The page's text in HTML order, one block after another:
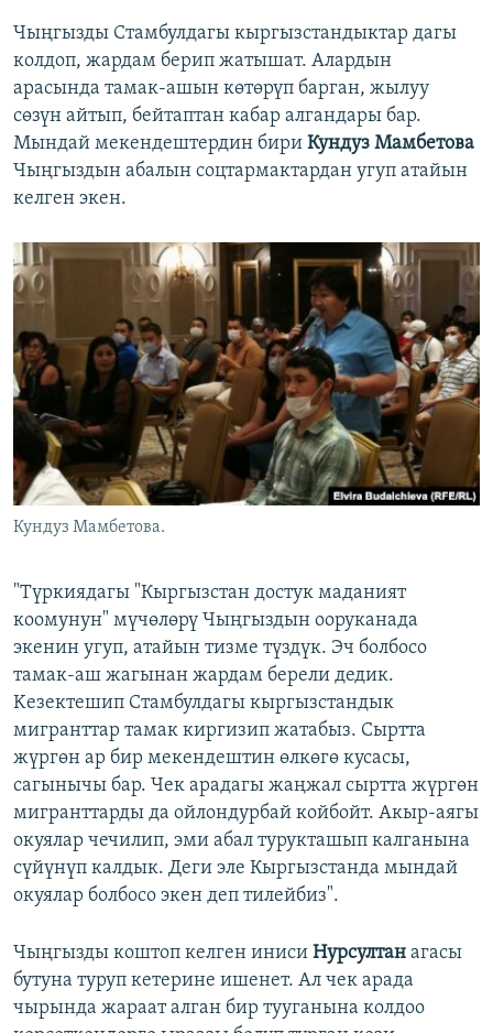
Чыңгызды Стамбулдагы кыргызстандыктар дагы
колдоп, жардам берип жатышат. Алардын
арасында тамак-ашын көтөрүп барган, жылуу
сөзүн айтып, бейтаптан кабар алгандары бар.
Мындай мекендештердин бири Кундуз Мамбетова
Чыңгыздын абалын соцтармактардан угуп атайын
келген экен.
Кундуз Мамбетова.
"Түркиядагы "Кыргызстан достук маданият
коомунун" мүчөлөрү Чыңгыздын ооруканада
экенин угуп, атайын тизме түздүк. Эч болбосо
тамак-аш жагынан жардам берели дедик.
Kезектешип Стамбулдагы кыргызстандык
мигранттар тамак киргизип жатабыз. Сыртта
жүргөн ар бир мекендештин өлкөгө кусасы,
сагынычы бар. Чек арадагы жаңжал сыртта жүргөн
мигранттарды да ойлондурбай койбойт. Акыр-аягы
окуялар чечилип, эми абал турукташып калганына
сүйүнүп калдык. Деги эле Кыргызстанда мындай
окуялар болбосо экен деп тилейбиз".
Чыңгызды коштоп келген иниси Нурсултан агасы
бутуна туруп кетерине ишенет. Ал чек арада
чырында жараат алган бир тууганына колдоо